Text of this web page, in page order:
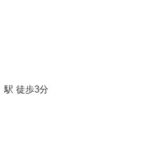
駅 徒歩3分